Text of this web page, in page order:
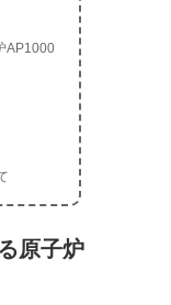
AP1000
原子炉